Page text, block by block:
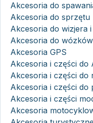
Akcesoria do
Akcesoria do sprzętu
Akcesoria do wizjera i
Akcesoria do wózków
Akcesoria GPS
Akcesoria i części do
Akcesoria i części do
Akcesoria i części
Akcesoria i części
Akcesoria